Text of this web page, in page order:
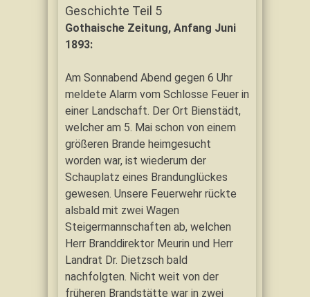
Geschichte Teil 5
Gothaische Zeitung, Anfang Juni
1893:
Am Sonnabend Abend gegen 6 Uhr
meldete Alarm vom Schlosse Feuer in
einer Landschaft. Der Ort Bienstädt,
welcher am 5. Mai schon von einem
größeren Brande heimgesucht
worden war, ist wiederum der
Schauplatz eines Brandunglückes
gewesen. Unsere Feuerwehr rückte
alsbald mit zwei Wagen
Steigermannschaften ab, welchen
Herr Branddirektor Meurin und Herr
Landrat Dr. Dietzsch bald
nachfolgten. Nicht weit von der
früheren Brandstätte war in zwei